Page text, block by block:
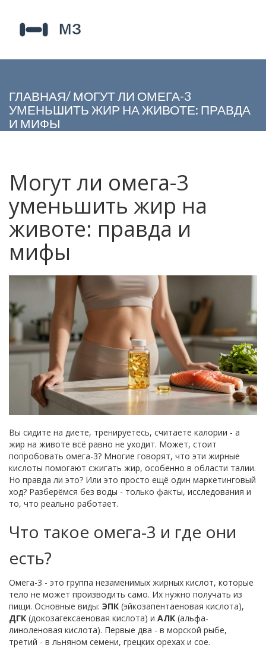
ГЛАВНАЯ/ МОГУТ ЛИ ОМЕГА-3
УМЕНЬШИТЬ ЖИР НА ЖИВОТЕ: ПРАВДА
И МИФЫ
Могут ли омега-3
уменьшить жир на
животе: правда и
мифы
Вы сидите на диете, тренируетесь, считаете калории - а
жир на животе всё равно не уходит. Может, стоит
попробовать омега-3? Многие говорят, что эти жирные
кислоты помогают сжигать жир, особенно в области талии.
Но правда ли это? Или это просто ещё один маркетинговый
ход? Разберёмся без воды - только факты, исследования и
то, что реально работает.
Что такое омега-3 и где они
есть?
Омега-3 - это группа незаменимых жирных кислот, которые
тело не может производить само. Их нужно получать из
пищи. Основные виды: ЭПК (эйкозапентаеновая кислота),
ДГК (докозагексаеновая кислота) и АЛК (альфа-
линоленовая кислота). Первые два - в морской рыбе,
третий - в льняном семени, грецких орехах и сое.